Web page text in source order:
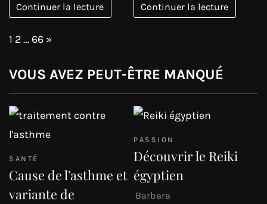
Continuer la lecture Continuer la lecture
Page:
1 2… 66 Next
»
VOUS AVEZ PEUT-ÊTRE MANQUÉ
SANTÉ
Cause de l’asthme et
variante de
PASSION
Découvrir le Reiki
égyptien
Barbara